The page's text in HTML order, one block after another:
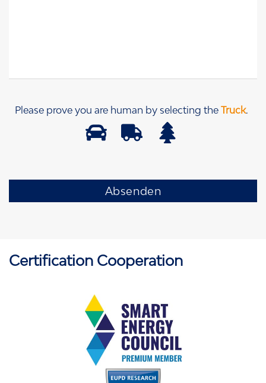
Please prove you are human by selecting the Truck.
Certification Cooperation